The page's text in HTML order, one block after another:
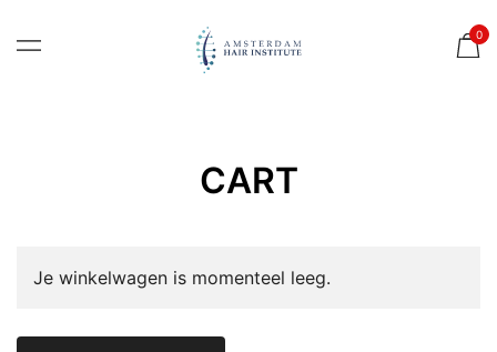
WEBSHOP
0
CART
Je winkelwagen is momenteel leeg.